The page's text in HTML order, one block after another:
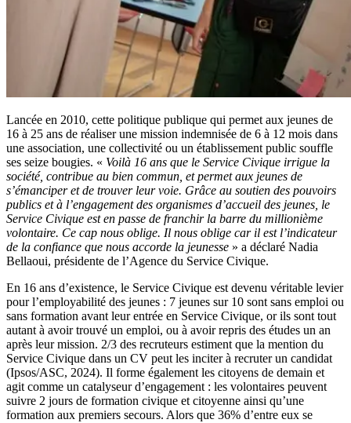
Lancée en 2010, cette politique publique qui permet aux jeunes de
16 à 25 ans de réaliser une mission indemnisée de 6 à 12 mois dans
une association, une collectivité ou un établissement public souffle
ses seize bougies. « Voilà 16 ans que le Service Civique irrigue la
société, contribue au bien commun, et permet aux jeunes de
s’émanciper et de trouver leur voie. Grâce au soutien des pouvoirs
publics et à l’engagement des organismes d’accueil des jeunes, le
Service Civique est en passe de franchir la barre du millionième
volontaire. Ce cap nous oblige. Il nous oblige car il est l’indicateur
de la confiance que nous accorde la jeunesse » a déclaré Nadia
Bellaoui, présidente de l’Agence du Service Civique.
En 16 ans d’existence, le Service Civique est devenu véritable levier
pour l’employabilité des jeunes : 7 jeunes sur 10 sont sans emploi ou
sans formation avant leur entrée en Service Civique, or ils sont tout
autant à avoir trouvé un emploi, ou à avoir repris des études un an
après leur mission. 2/3 des recruteurs estiment que la mention du
Service Civique dans un CV peut les inciter à recruter un candidat
(Ipsos/ASC, 2024). Il forme également les citoyens de demain et
agit comme un catalyseur d’engagement : les volontaires peuvent
suivre 2 jours de formation civique et citoyenne ainsi qu’une
formation aux premiers secours. Alors que 36% d’entre eux se